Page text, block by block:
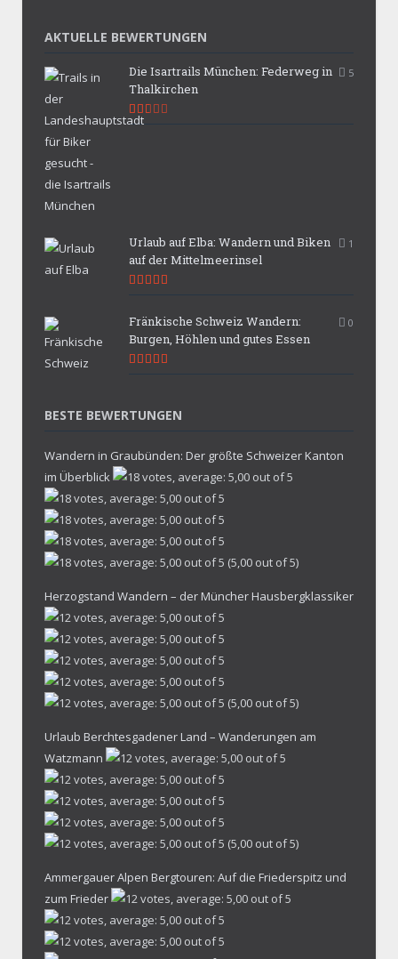
AKTUELLE BEWERTUNGEN
5
Die Isartrails München: Federweg in
Thalkirchen
1
Urlaub auf Elba: Wandern und Biken
auf der Mittelmeerinsel
0
Fränkische Schweiz Wandern:
Burgen, Höhlen und gutes Essen
BESTE BEWERTUNGEN
Wandern in Graubünden: Der größte Schweizer Kanton
im Überblick
(5,00 out of 5)
Herzogstand Wandern – der Müncher Hausbergklassiker
(5,00 out of 5)
Urlaub Berchtesgadener Land – Wanderungen am
Watzmann
(5,00 out of 5)
Ammergauer Alpen Bergtouren: Auf die Friederspitz und
zum Frieder